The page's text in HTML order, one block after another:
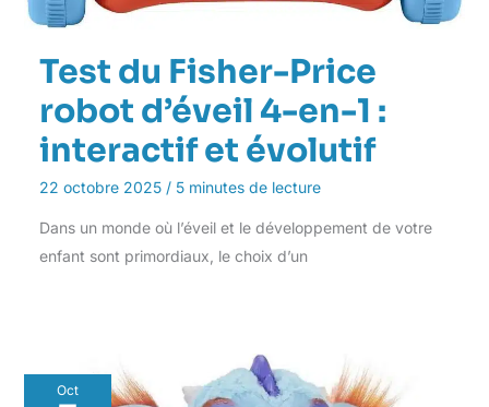
Test du Fisher-Price
robot d’éveil 4-en-1 :
interactif et évolutif
22 octobre 2025 / 5 minutes de lecture
Dans un monde où l’éveil et le développement de votre
enfant sont primordiaux, le choix d’un
Oct